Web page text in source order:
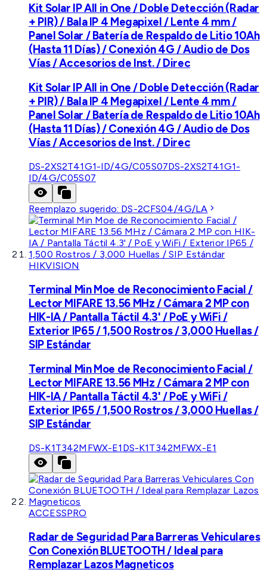
Kit Solar IP All in One / Doble Detección (Radar
+ PIR) / Bala IP 4 Megapixel / Lente 4 mm /
Panel Solar / Batería de Respaldo de Litio 10Ah
(Hasta 11 Días) / Conexión 4G / Audio de Dos
Vías / Accesorios de Inst. / Direc
Kit Solar IP All in One / Doble Detección (Radar
+ PIR) / Bala IP 4 Megapixel / Lente 4 mm /
Panel Solar / Batería de Respaldo de Litio 10Ah
(Hasta 11 Días) / Conexión 4G / Audio de Dos
Vías / Accesorios de Inst. / Direc
DS-2XS2T41G1-ID/4G/C05S07DS-2XS2T41G1-
ID/4G/C05S07
Reemplazo sugerido: DS-2CFS04/4G/LA
HIKVISION
Terminal Min Moe de Reconocimiento Facial /
Lector MIFARE 13.56 MHz / Cámara 2 MP con
HIK-IA / Pantalla Táctil 4.3' / PoE y WiFi /
Exterior IP65 / 1,500 Rostros / 3,000 Huellas /
SIP Estándar
Terminal Min Moe de Reconocimiento Facial /
Lector MIFARE 13.56 MHz / Cámara 2 MP con
HIK-IA / Pantalla Táctil 4.3' / PoE y WiFi /
Exterior IP65 / 1,500 Rostros / 3,000 Huellas /
SIP Estándar
DS-K1T342MFWX-E1 DS-K1T342MFWX-E1
ACCESSPRO
Radar de Seguridad Para Barreras Vehiculares
Con Conexión BLUETOOTH / Ideal para
Remplazar Lazos Magneticos